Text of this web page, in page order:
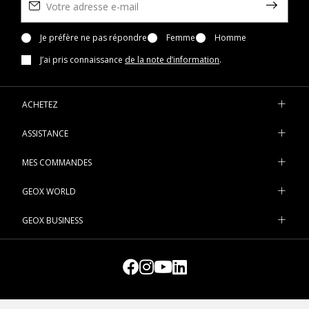
Je préfère ne pas répondre Femme
Homme
J’ai pris connaissance de la note d’information.
ACHETEZ
ASSISTANCE
MES COMMANDES
GEOX WORLD
GEOX BUSINESS